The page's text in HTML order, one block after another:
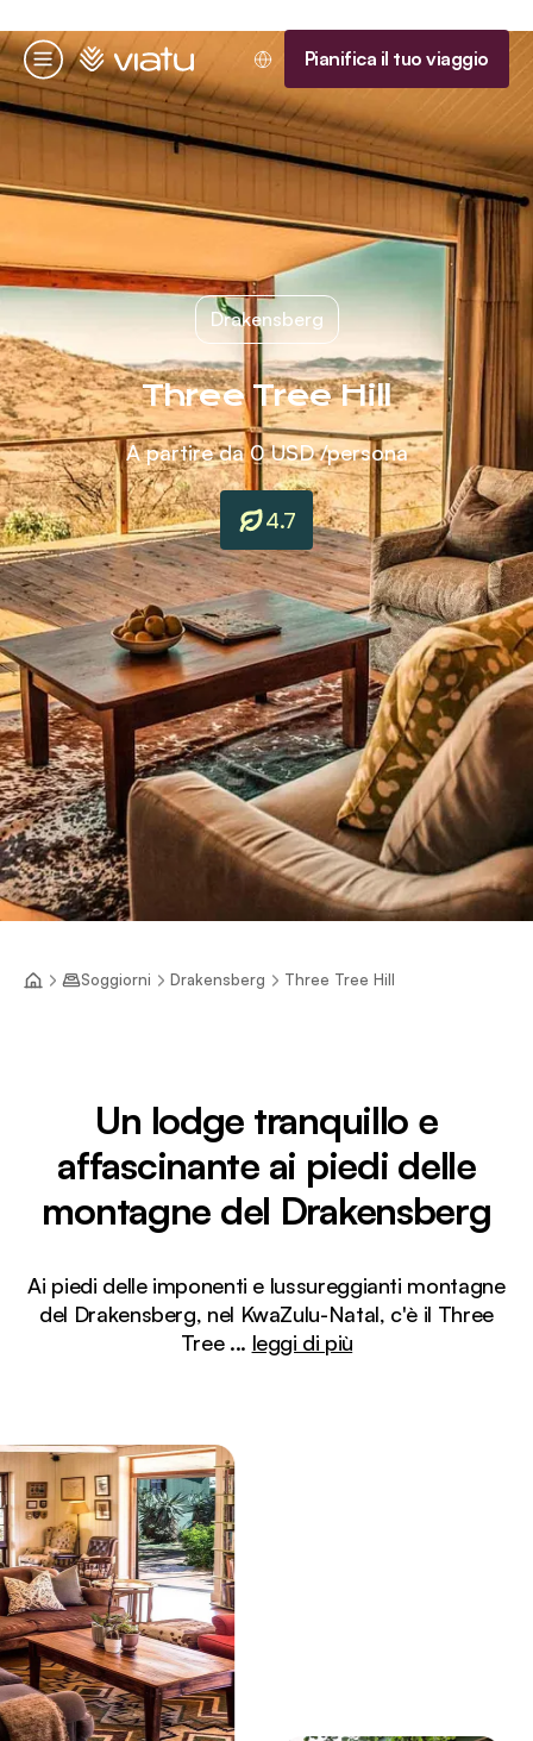
Menu
Homepage Pianifica il tuo viaggio
Drakensberg
Three Tree Hill
A partire da0 USD/persona
4.7
Soggiorni Drakensberg Three Tree Hill
Un lodge tranquillo e
affascinante ai piedi delle
montagne del Drakensberg
Ai piedi delle imponenti e lussureggianti montagne
del Drakensberg, nel KwaZulu-Natal, c'è il Three
Tree ... leggi di più